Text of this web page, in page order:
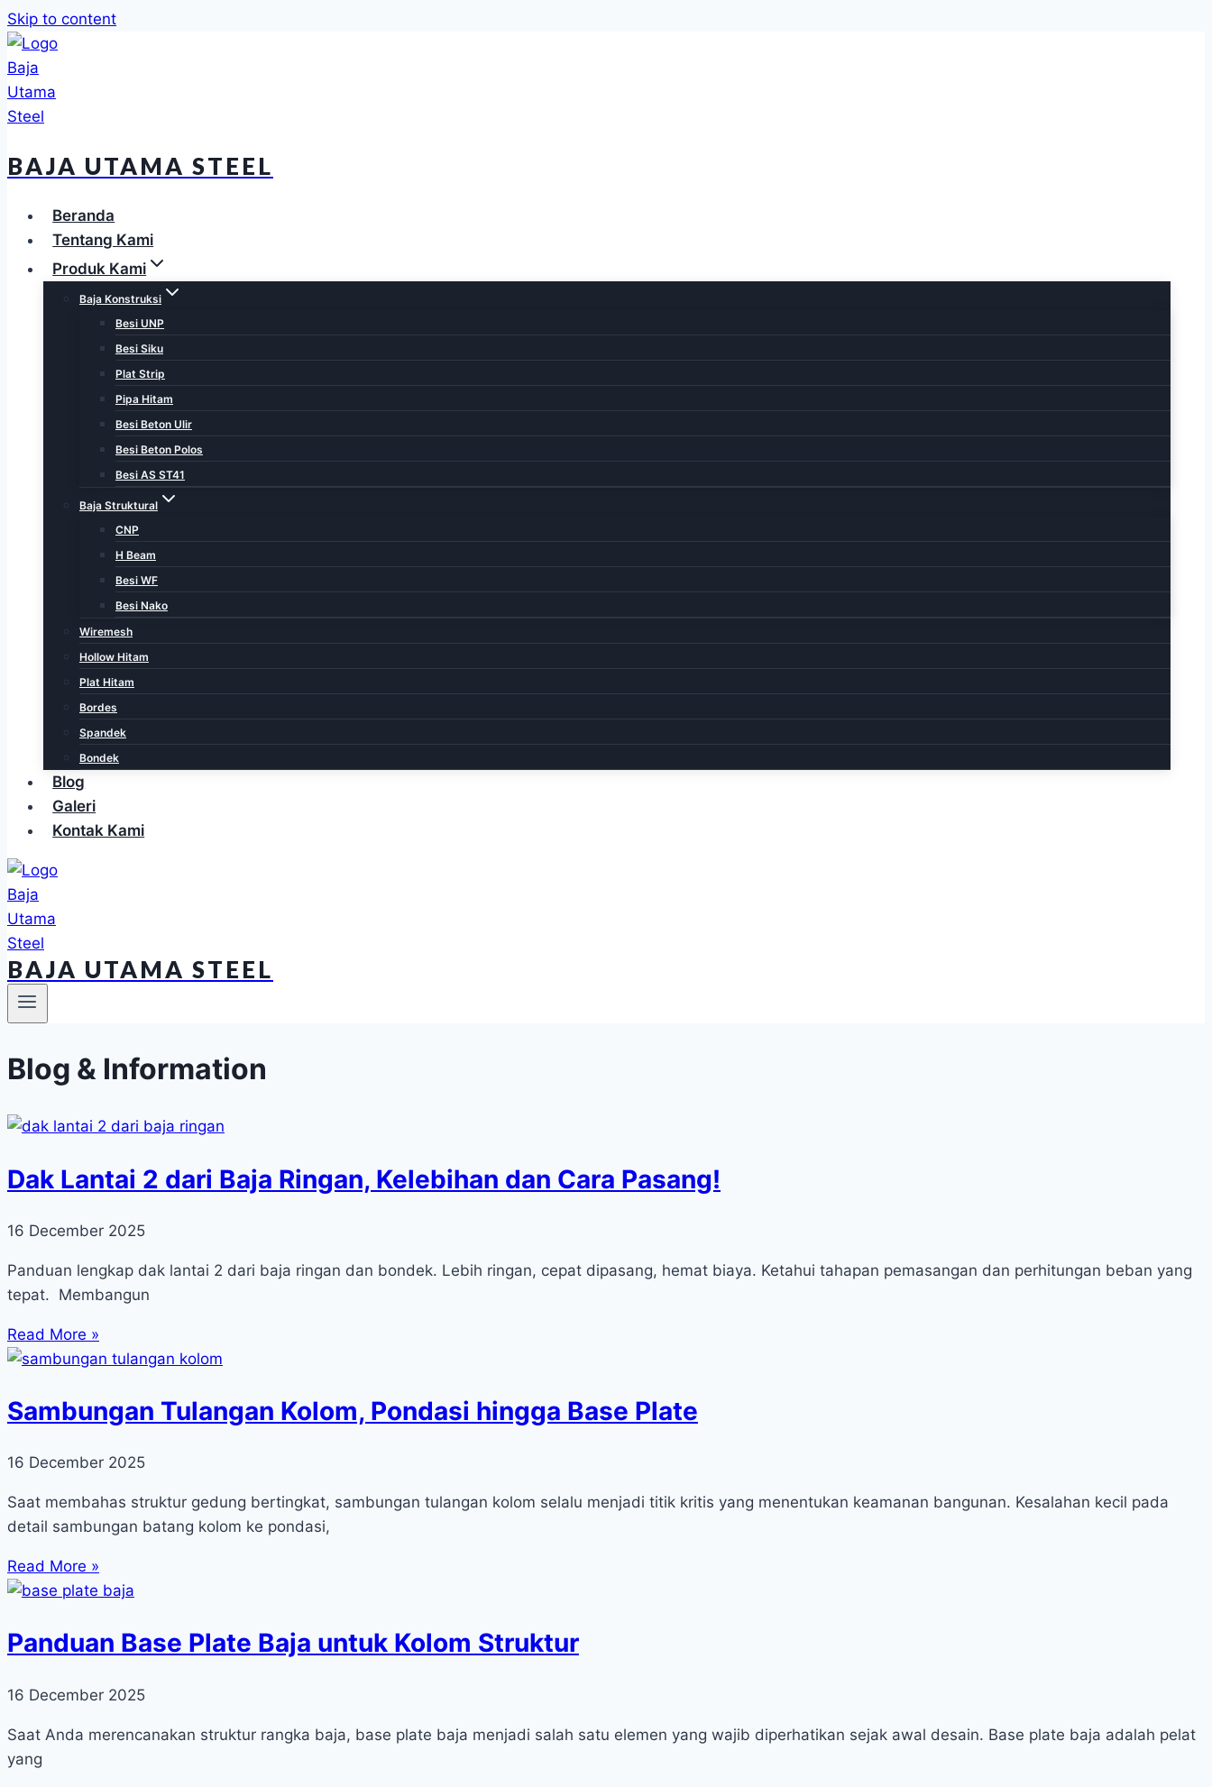
Skip to content
BAJA UTAMA STEEL
Beranda
Tentang Kami
Produk Kami
Baja Konstruksi
Besi UNP
Besi Siku
Plat Strip
Pipa Hitam
Besi Beton Ulir
Besi Beton Polos
Besi AS ST41
Baja Struktural
CNP
H Beam
Besi WF
Besi Nako
Wiremesh
Hollow Hitam
Plat Hitam
Bordes
Spandek
Bondek
Blog
Galeri
Kontak Kami
BAJA UTAMA STEEL
Blog & Information
Dak Lantai 2 dari Baja Ringan, Kelebihan dan Cara Pasang!
16 December 2025
Panduan lengkap dak lantai 2 dari baja ringan dan bondek. Lebih ringan, cepat dipasang, hemat biaya. Ketahui tahapan pemasangan dan perhitungan beban yang
tepat. Membangun
Read More »
Sambungan Tulangan Kolom, Pondasi hingga Base Plate
16 December 2025
Saat membahas struktur gedung bertingkat, sambungan tulangan kolom selalu menjadi titik kritis yang menentukan keamanan bangunan.​ Kesalahan kecil pada
detail sambungan batang kolom ke pondasi,
Read More »
Panduan Base Plate Baja untuk Kolom Struktur
16 December 2025
Saat Anda merencanakan struktur rangka baja, base plate baja menjadi salah satu elemen yang wajib diperhatikan sejak awal desain. Base plate baja adalah pelat
yang